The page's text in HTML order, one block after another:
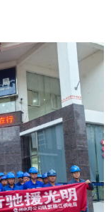
山西
江苏
江西